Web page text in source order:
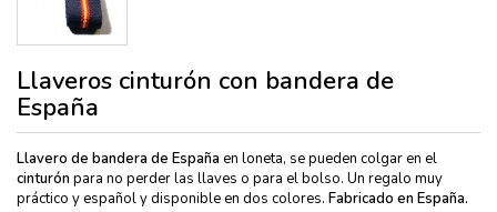
Llaveros cinturón con bandera de
España
Llavero de bandera de España en loneta, se pueden colgar en el
cinturón para no perder las llaves o para el bolso. Un regalo muy
práctico y español y disponible en dos colores. Fabricado en España.